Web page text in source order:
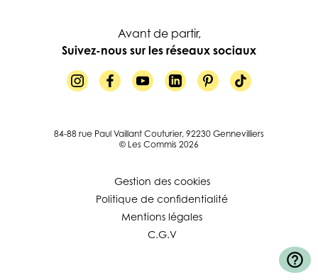
Avant de partir,
Suivez-nous sur les réseaux sociaux
84-88 rue Paul Vaillant Couturier, 92230 Gennevilliers
© Les Commis 2026
Gestion des cookies
Politique de confidentialité
Mentions légales
C.G.V
help_outline